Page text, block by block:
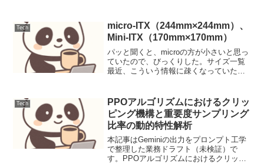
アップを重ねてきました。HTTP/1.1や...
Tech
micro-ITX（244mm×244mm）、
Mini-ITX（170mm×170mm）
パッと聞くと、microの方が小さいと思っ
ていたので、びっくりした。サイズ一覧
最近、こういう情報に疎くなっていたか
Tech
PPOアルゴリズムにおけるクリッ
ピング機構と重要度サンプリング
比率の動的特性解析
本記事はGeminiの出力をプロンプト工学
で整理した業務ドラフト（未検証）で
す。PPOアルゴリズムにおけるクリッピ